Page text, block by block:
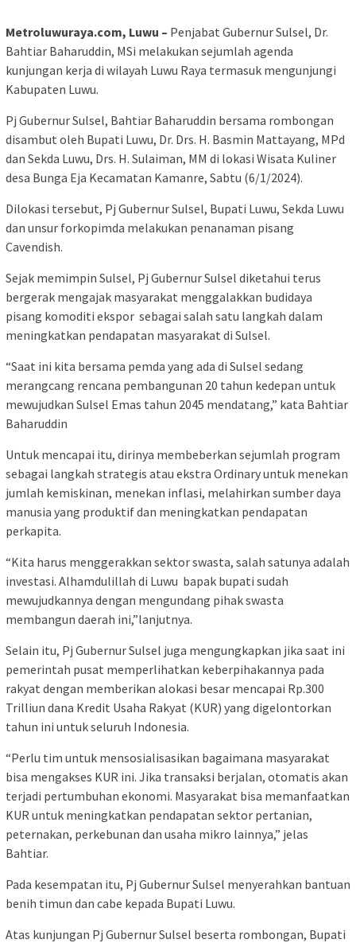
Metroluwuraya.com, Luwu – Penjabat Gubernur Sulsel, Dr.
Bahtiar Baharuddin, MSi melakukan sejumlah agenda
kunjungan kerja di wilayah Luwu Raya termasuk mengunjungi
Kabupaten Luwu.
Pj Gubernur Sulsel, Bahtiar Baharuddin bersama rombongan
disambut oleh Bupati Luwu, Dr. Drs. H. Basmin Mattayang, MPd
dan Sekda Luwu, Drs. H. Sulaiman, MM di lokasi Wisata Kuliner
desa Bunga Eja Kecamatan Kamanre, Sabtu (6/1/2024).
Dilokasi tersebut, Pj Gubernur Sulsel, Bupati Luwu, Sekda Luwu
dan unsur forkopimda melakukan penanaman pisang
Cavendish.
Sejak memimpin Sulsel, Pj Gubernur Sulsel diketahui terus
bergerak mengajak masyarakat menggalakkan budidaya
pisang komoditi ekspor sebagai salah satu langkah dalam
meningkatkan pendapatan masyarakat di Sulsel.
“Saat ini kita bersama pemda yang ada di Sulsel sedang
merangcang rencana pembangunan 20 tahun kedepan untuk
mewujudkan Sulsel Emas tahun 2045 mendatang,” kata Bahtiar
Baharuddin
Untuk mencapai itu, dirinya membeberkan sejumlah program
sebagai langkah strategis atau ekstra Ordinary untuk menekan
jumlah kemiskinan, menekan inflasi, melahirkan sumber daya
manusia yang produktif dan meningkatkan pendapatan
perkapita.
“Kita harus menggerakkan sektor swasta, salah satunya adalah
investasi. Alhamdulillah di Luwu bapak bupati sudah
mewujudkannya dengan mengundang pihak swasta
membangun daerah ini,”lanjutnya.
Selain itu, Pj Gubernur Sulsel juga mengungkapkan jika saat ini
pemerintah pusat memperlihatkan keberpihakannya pada
rakyat dengan memberikan alokasi besar mencapai Rp.300
Trilliun dana Kredit Usaha Rakyat (KUR) yang digelontorkan
tahun ini untuk seluruh Indonesia.
“Perlu tim untuk mensosialisasikan bagaimana masyarakat
bisa mengakses KUR ini. Jika transaksi berjalan, otomatis akan
terjadi pertumbuhan ekonomi. Masyarakat bisa memanfaatkan
KUR untuk meningkatkan pendapatan sektor pertanian,
peternakan, perkebunan dan usaha mikro lainnya,” jelas
Bahtiar.
Pada kesempatan itu, Pj Gubernur Sulsel menyerahkan bantuan
benih timun dan cabe kepada Bupati Luwu.
Atas kunjungan Pj Gubernur Sulsel beserta rombongan, Bupati